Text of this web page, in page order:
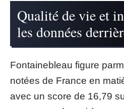
Qualité de vie et
les données
Fontainebleau figure
notées de France en
avec un score de 16,79